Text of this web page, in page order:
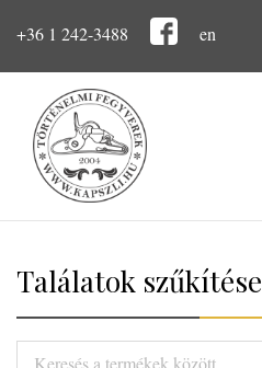
+36 1 242-3488 en
Találatok szűkítése